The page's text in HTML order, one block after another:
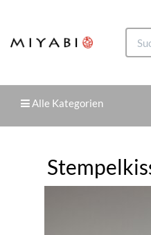
Alle Kategorien